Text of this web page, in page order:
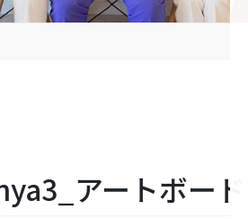
アートボード 1